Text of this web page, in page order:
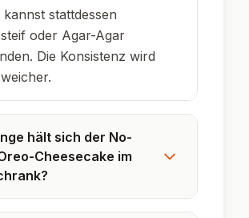
stattdessen
oder Agar-Agar
Die Konsistenz wird
hält sich der No-
Cheesecake im